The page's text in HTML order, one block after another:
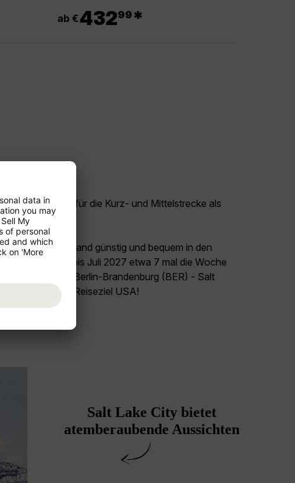
ab €43299 *
günstige Flüge für die Kurz- und Mittelstrecke als
Deutschland günstig und bequem in den
August 2026 bis Juli 2027 etwa 7 mal die Woche
jetzt den Flug Berlin-Brandenburg (BER) - Salt
Sie sich auf Ihr Reiseziel USA!
Salt Lake City bietet
atemberaubende Aussichten